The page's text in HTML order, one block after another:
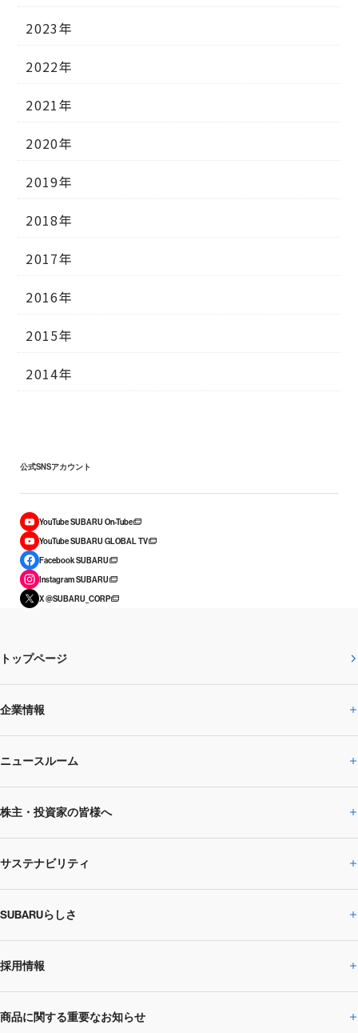
2023年
2022年
2021年
2020年
2019年
2018年
2017年
2016年
2015年
2014年
公式SNSアカウント
YouTube SUBARU On-Tube
YouTube SUBARU GLOBAL TV
Facebook SUBARU
Instagram SUBARU
X @SUBARU_CORP
トップページ
企業情報
企業情報トップ
SUBARUのありたい姿
SUBARU 2025方針
事業所・関係会社
ニュースルーム
ニュースルームトップ
ニュースリリース
閉じる
株主・投資家の皆様へ
株主・投資家の皆様へトップ
企業・経営
IRライブラリー
株主・投資家サポート
サステナビリティ
サステナビリティトップ
CEOサステナビリティ
環境
SUBARUらしさ
SUBARUらしさトップ
SUBARUびと
採用情報
採用情報トップ
商品に関する重要なお知らせ